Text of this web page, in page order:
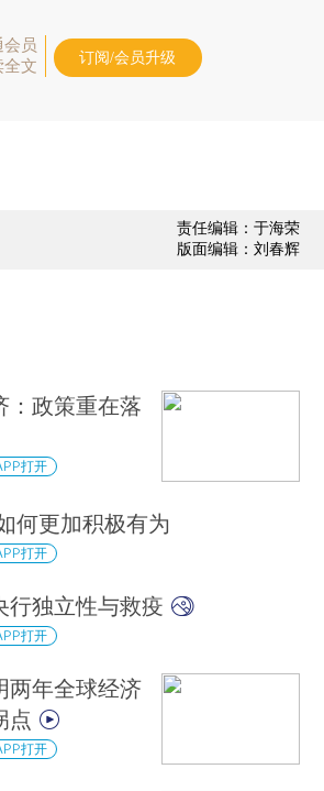
会员
全文
订阅/会员升级
责任编辑：于海荣
版面编辑：刘春辉
：政策重在落
打开
何更加积极有为
打开
行独立性与救疫
打开
两年全球经济
点
打开